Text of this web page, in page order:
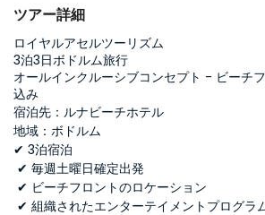
ツアー詳細
ロイヤルアセルツーリズム
3泊3日ボドルム旅行
オールインクルーシブコンセプト - ビーチ
込み
宿泊先：ルナビーチホテル
地域：ボドルム
✔ 3泊宿泊
✔ 毎週土曜日確定出発
✔ ビーチフロントのロケーション
✔ 組織されたエンターテイメントプログラ